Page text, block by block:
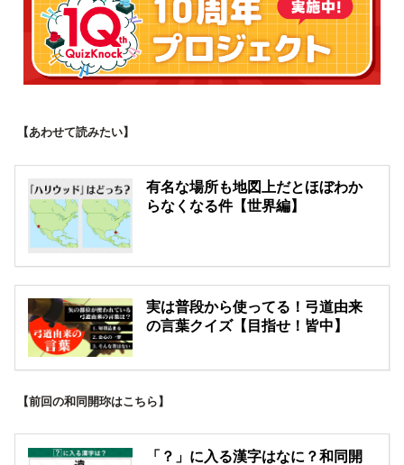
【あわせて読みたい】
有名な場所も地図上だとほぼわか
らなくなる件【世界編】
実は普段から使ってる！弓道由来
の言葉クイズ【目指せ！皆中】
【前回の和同開珎はこちら】
「？」に入る漢字はなに？和同開